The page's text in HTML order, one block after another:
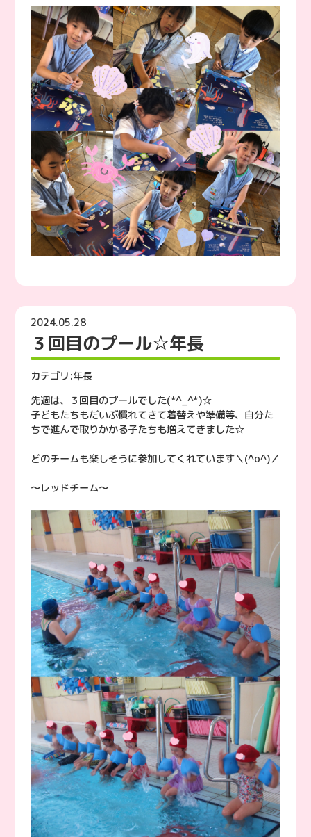
2024.05.28
３回目のプール☆年長
カテゴリ:年長
先週は、３回目のプールでした(*^_^*)☆
子どもたちもだいぶ慣れてきて着替えや準備等、自分た
ちで進んで取りかかる子たちも増えてきました☆
どのチームも楽しそうに参加してくれています＼(^o^)／
〜レッドチーム〜